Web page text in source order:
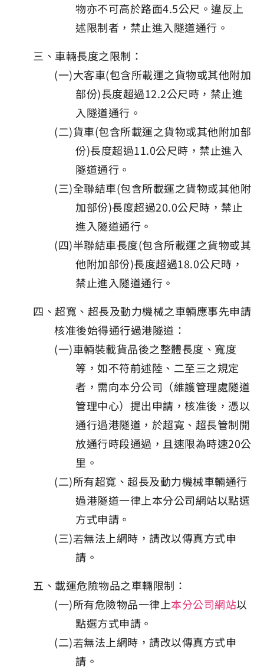
物亦不可高於路面4.5公尺。違反上
述限制者，禁止進入隧道通行。
三、車輛長度之限制：
(一)大客車(包含所載運之貨物或其他附加
部份)長度超過12.2公尺時，禁止進
入隧道通行。
(二)貨車(包含所載運之貨物或其他附加部
份)長度超過11.0公尺時，禁止進入
隧道通行。
(三)全聯結車(包含所載運之貨物或其他附
加部份)長度超過20.0公尺時，禁止
進入隧道通行。
(四)半聯結車長度(包含所載運之貨物或其
他附加部份)長度超過18.0公尺時，
禁止進入隧道通行。
四、超寬、超長及動力機械之車輛應事先申請
核准後始得通行過港隧道：
(一)車輛裝載貨品後之整體長度、寬度
等，如不符前述陸、二至三之規定
者，需向本分公司（維護管理處隧道
管理中心）提出申請，核准後，憑以
通行過港隧道，於超寬、超長管制開
放通行時段通過，且速限為時速20公
里。
(二)所有超寬、超長及動力機械車輛通行
過港隧道一律上本分公司網站以點選
方式申請。
(三)若無法上網時，請改以傳真方式申
請。
五、載運危險物品之車輛限制：
(一)所有危險物品一律上本分公司網站以
點選方式申請。
(二)若無法上網時，請改以傳真方式申
請。